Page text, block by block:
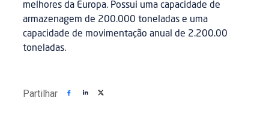
melhores da Europa. Possui uma capacidade de
armazenagem de 200.000 toneladas e uma
capacidade de movimentação anual de 2.200.00
toneladas.
Partilhar